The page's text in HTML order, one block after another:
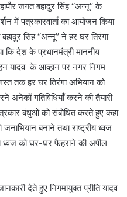
जगत बहादुर सिंह ‘‘अन्नू’’ के
में पत्रकारवार्ता का आयोजन किया
सिंह ‘‘अन्नू’’ ने हर घर तिरंगा
कि देश के प्रधानमंत्री माननीय
यादव के आव्हान पर नगर निगम
तक हर घर तिरंगा अभियान को
गतिविधियॉं करने की तैयारी
बंधुओं को संबोधित करते हुए कहा
बनाने तथा राष्ट्रीय ध्वज
ध्वज को घर-घर फैहराने की अपील
देते हुए निगमायुक्त प्रीति यादव